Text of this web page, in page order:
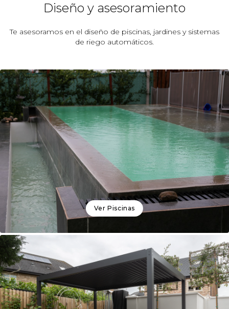
Diseño y asesoramiento
Te asesoramos en el diseño de piscinas, jardines y sistemas
de riego automáticos.
VerPiscinas